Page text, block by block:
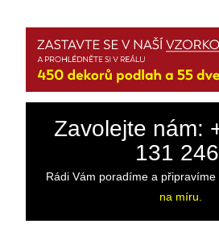
Zavolejte nám:
131
Rádi Vám poradíme a připravíme
na míru.